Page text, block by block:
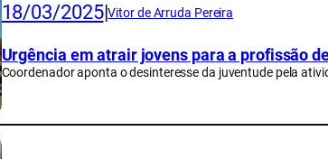
18/03/2025|Vitor de Arruda Pereira
Urgência em atrair jovens para a profissão
Coordenador aponta o desinteresse da juventude pela